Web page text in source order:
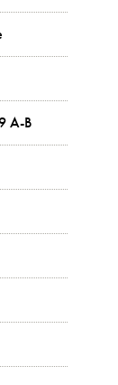
A-B